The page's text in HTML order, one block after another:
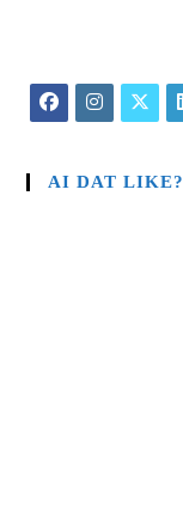
AI DAT LIKE?